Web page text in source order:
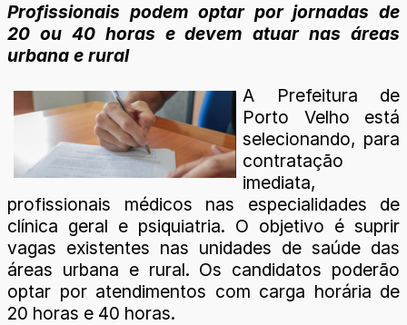
Profissionais podem optar por jornadas de
20 ou 40 horas e devem atuar nas áreas
urbana e rural
A Prefeitura de
Porto Velho está
selecionando, para
contratação
imediata,
profissionais médicos nas especialidades de
clínica geral e psiquiatria. O objetivo é suprir
vagas existentes nas unidades de saúde das
áreas urbana e rural. Os candidatos poderão
optar por atendimentos com carga horária de
20 horas e 40 horas.